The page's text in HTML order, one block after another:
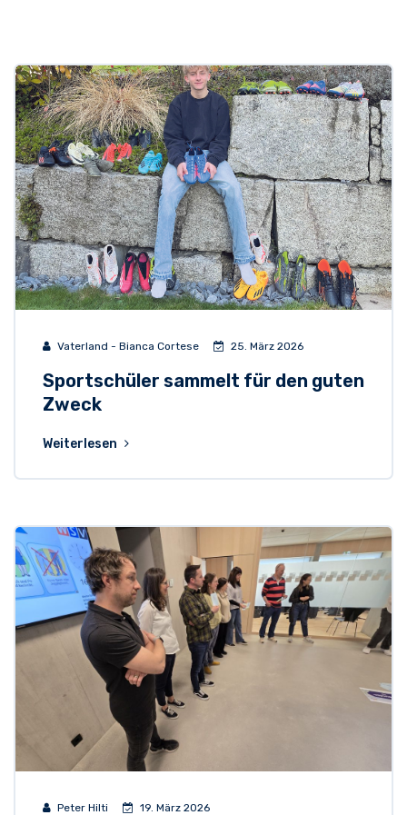
Vaterland - Bianca Cortese 25. März 2026
Sportschüler sammelt für den guten
Zweck
Weiterlesen
Peter Hilti 19. März 2026